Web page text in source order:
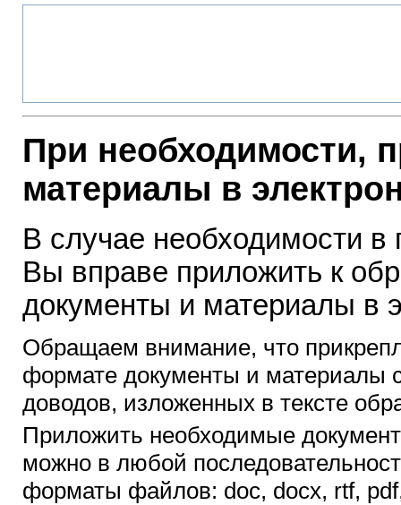
При необходимости,
материалы в
В случае необходимости
Вы вправе приложить к
документы и материалы в
Обращаем внимание, что
формате документы и материалы
доводов, изложенных в тексте
Приложить необходимые
можно в любой
форматы файлов: doc, docx, rtf,